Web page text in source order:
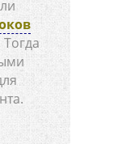
Тогда